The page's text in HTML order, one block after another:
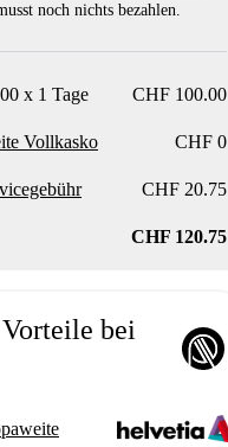
noch nichts bezahlen.
x 1 Tage CHF 100.00
Vollkasko CHF 0
CHF 20.75
CHF 120.75
bei